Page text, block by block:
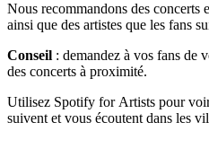
Nous recommandons des concerts
ainsi que des artistes que les fans
Conseil : demandez à vos fans de
des concerts à proximité.
Utilisez Spotify for Artists pour
suivent et vous écoutent dans les